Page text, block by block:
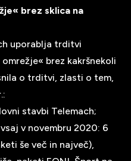
brez sklica na
uporablja trditvi
brez kakršnekoli
o trditvi, zlasti o tem,
stavbi Telemach;
v novembru 2020: 6
še več in največ),